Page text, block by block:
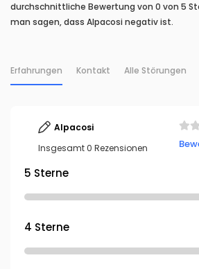
durchschnittliche Bewertung von 0 von 5
man sagen, dass Alpacosi negativ ist.
Erfahrungen Kontakt Alle Störungen
Alpacosi
Insgesamt 0 Rezensionen
5 Sterne
4 Sterne